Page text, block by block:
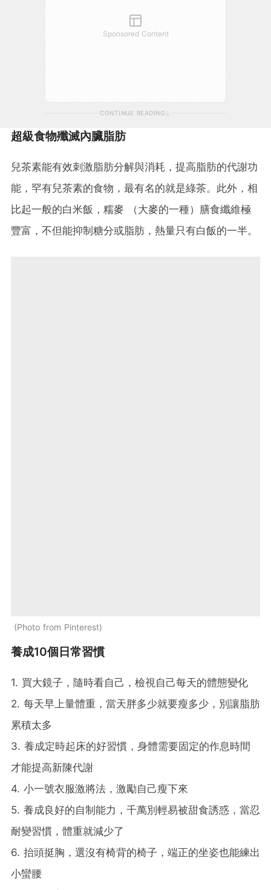
Sponsored Content
CONTINUE READING
超級食物殲滅內臟脂肪
兒茶素能有效刺激脂肪分解與消耗，提高脂肪的代謝功
能，罕有兒茶素的食物，最有名的就是綠茶。此外，相
比起一般的白米飯，糯麥 （大麥的一種）膳食纖維極
豐富，不但能抑制糖分或脂肪，熱量只有白飯的一半。
Photo from Pinterest
養成10個日常習慣
1. 買大鏡子，隨時看自己，檢視自己每天的體態變化
2. 每天早上量體重，當天胖多少就要瘦多少，別讓脂肪
累積太多
3. 養成定時起床的好習慣，身體需要固定的作息時間
才能提高新陳代謝
4. 小一號衣服激將法，激勵自己瘦下來
5. 養成良好的自制能力，千萬別輕易被甜食誘惑，當忍
耐變習慣，體重就減少了
6. 抬頭挺胸，選沒有椅背的椅子，端正的坐姿也能練出
小蠻腰